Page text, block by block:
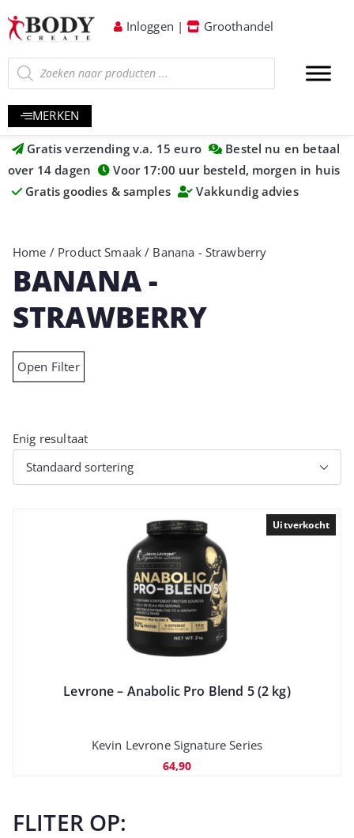
Inloggen | Groothandel
MERKEN
Gratis verzending v.a. 15 euro
Bestel nu en betaal
over 14 dagen
Voor 17:00 uur besteld, morgen in huis
Gratis goodies & samples
Vakkundig advies
Home / Product Smaak / Banana - Strawberry
BANANA -
STRAWBERRY
Open Filter
Enig resultaat
Uitverkocht
Levrone – Anabolic Pro Blend 5 (2 kg)
Kevin Levrone Signature Series
64,90
FLITER OP: